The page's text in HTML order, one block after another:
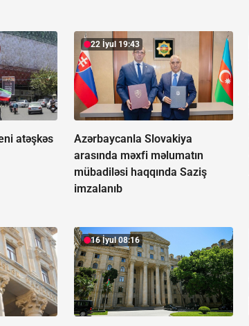
atəşkəs
22 İyul 19:43
Azərbaycanla Slovakiya
arasında məxfi məlumatın
mübadiləsi haqqında Saziş
imzalanıb
16 İyul 08:16